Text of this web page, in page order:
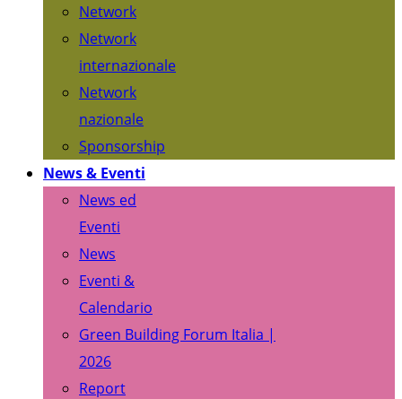
Network
Network
internazionale
Network
nazionale
Sponsorship
News & Eventi
News ed
Eventi
News
Eventi &
Calendario
Green Building Forum Italia |
2026
Report